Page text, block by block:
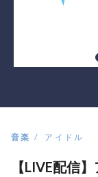
音楽 アイドル
【LIVE配信